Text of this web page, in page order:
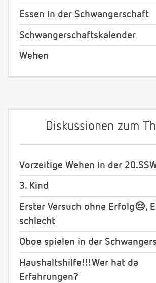
Essen in der Schwangerschaft
Schwangerschaftskalender
Wehen
Diskussionen zum
Vorzeitige Wehen in der
3. Kind
Erster Versuch ohne Erfolg😔,
schlecht
Oboe spielen in der
Haushaltshilfe!!!Wer hat da
Erfahrungen?